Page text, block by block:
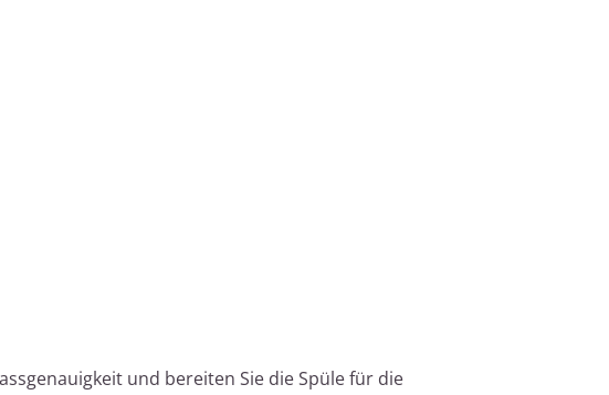
und bereiten Sie die Spüle für die